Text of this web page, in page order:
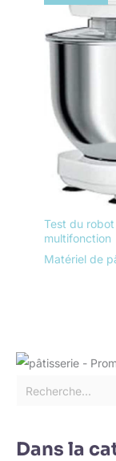
Test du
multifonction
Matériel de
Dans la